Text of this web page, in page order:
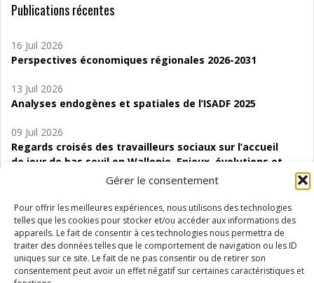
Gérer le consentement
Pour offrir les meilleures expériences, nous utilisons des technologies
telles que les cookies pour stocker et/ou accéder aux informations des
appareils. Le fait de consentir à ces technologies nous permettra de
traiter des données telles que le comportement de navigation ou les ID
uniques sur ce site. Le fait de ne pas consentir ou de retirer son
consentement peut avoir un effet négatif sur certaines caractéristiques et
Publications récentes
16 Juil 2026
Perspectives économiques régionales 2026-2031
13 Juil 2026
Analyses endogènes et spatiales de l’ISADF 2025
09 Juil 2026
Regards croisés des travailleurs sociaux sur l’accueil
de jour de bas seuil en Wallonie. Enjeux, évolutions et
06 Juil 2026
Étude d’évaluabilité des Structures
d’accompagnement à l’autocréation d’emploi (SAACE)
01 Juil 2026
Pénurie du personnel infirmier :quels indicateurs